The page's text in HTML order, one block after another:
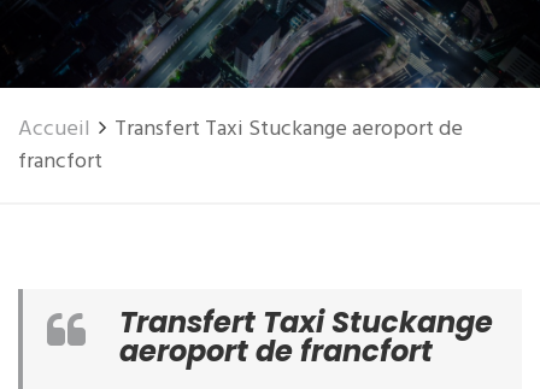
Accueil
Transfert Taxi Stuckange aeroport de
francfort
Transfert Taxi Stuckange
aeroport de francfort